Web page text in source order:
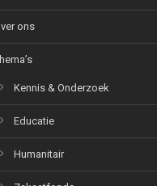
ons
Kennis & Onderzoek
Educatie
Humanitair